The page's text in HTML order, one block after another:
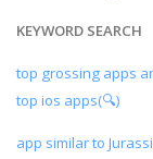
KEYWORD SEARCH
top grossing apps
top ios apps(🔍)
app similar to